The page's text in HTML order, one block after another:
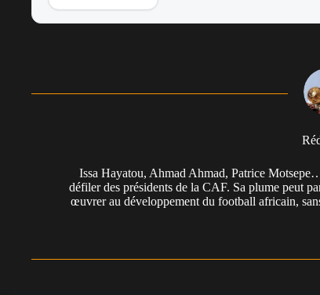
Issa Hayatou, Ahmad Ahmad, Patrice
défiler des présidents de la CAF. Sa plume peut
œuvrer au développement du football africain,